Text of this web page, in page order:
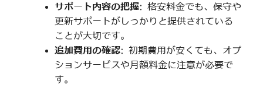
サポート内容の把握: 格安料金でも、保守や
更新サポートがしっかりと提供されている
ことが大切です。
追加費用の確認: 初期費用が安くても、オプ
ションサービスや月額料金に注意が必要で
す。